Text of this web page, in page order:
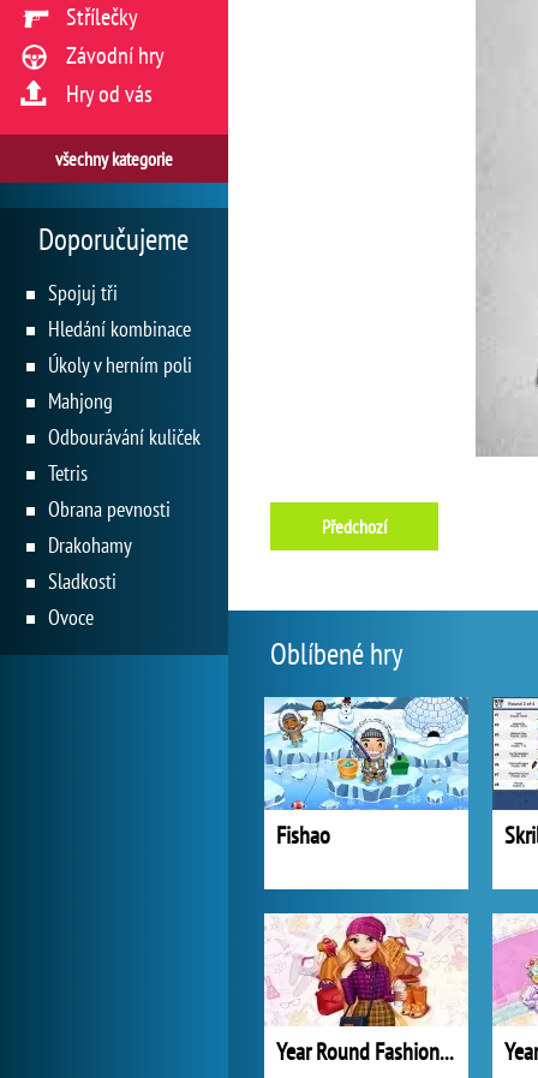
Předchozí
Oblíbené hry
Fishao
Year Round Fashionista: Rapunzel
Střílečky
Závodní hry
Hry od vás
všechny kategorie
Doporučujeme
Spojuj tři
Hledání kombinace
Úkoly v herním poli
Mahjong
Odbourávání kuliček
Tetris
Obrana pevnosti
Drakohamy
Sladkosti
Ovoce